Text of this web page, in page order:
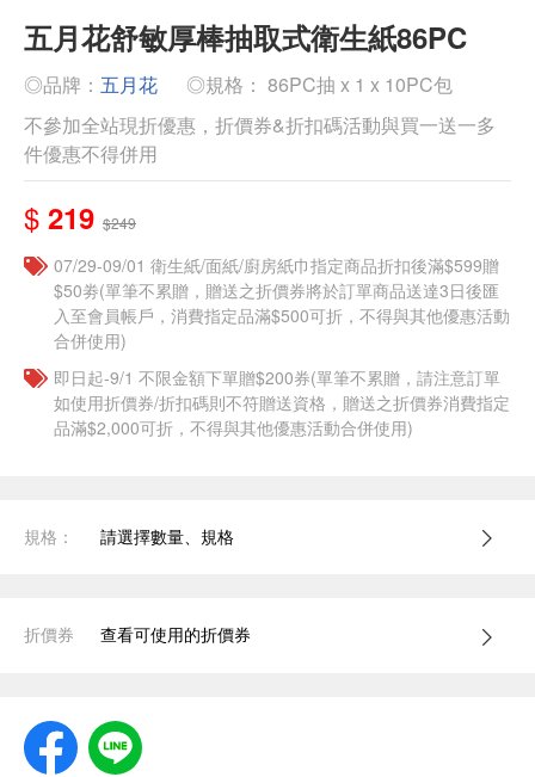
五月花舒敏厚棒抽取式衛生紙86PC
◎品牌： 五月花
◎規格： 86PC抽 x 1 x 10PC包
不參加全站現折優惠，折價券&折扣碼活動與買一送一多
件優惠不得併用
$ 219 $249
07/29-09/01 衛生紙/面紙/廚房紙巾指定商品折扣後滿$599贈
$50劵(單筆不累贈，贈送之折價券將於訂單商品送達3日後匯
入至會員帳戶，消費指定品滿$500可折，不得與其他優惠活動
合併使用)
即日起-9/1 不限金額下單贈$200券(單筆不累贈，請注意訂單
如使用折價券/折扣碼則不符贈送資格，贈送之折價券消費指定
品滿$2,000可折，不得與其他優惠活動合併使用)
規格： 請選擇數量、規格
折價券 查看可使用的折價券